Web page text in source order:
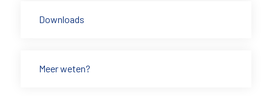
Downloads
Meer weten?